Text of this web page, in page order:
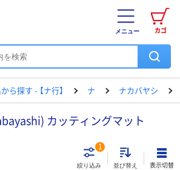
カゴ
メニュー
ら探す - 【ナ行】 ナ ナカバヤシ
カッティングマット
絞り込み
1
並び替え 表示切替